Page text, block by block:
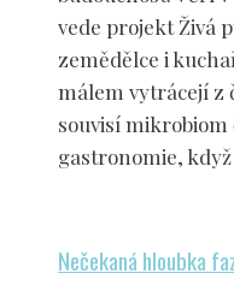
vede projekt Živá
zemědělce i
málem vytrácejí z
souvisí mikrobiom
gastronomie,
Nečekaná hloubka